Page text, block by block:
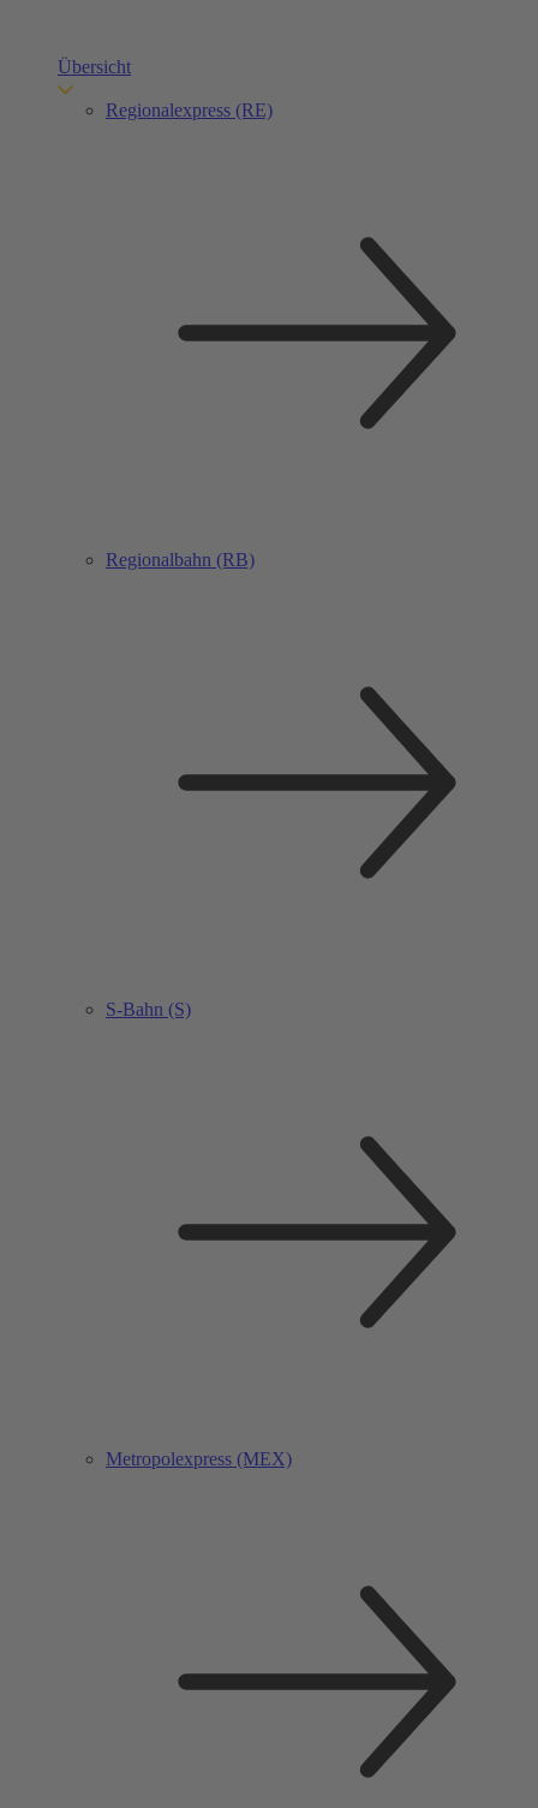
Übersicht
Regionalexpress (RE)
Regionalbahn (RB)
S-Bahn (S)
Metropolexpress (MEX)